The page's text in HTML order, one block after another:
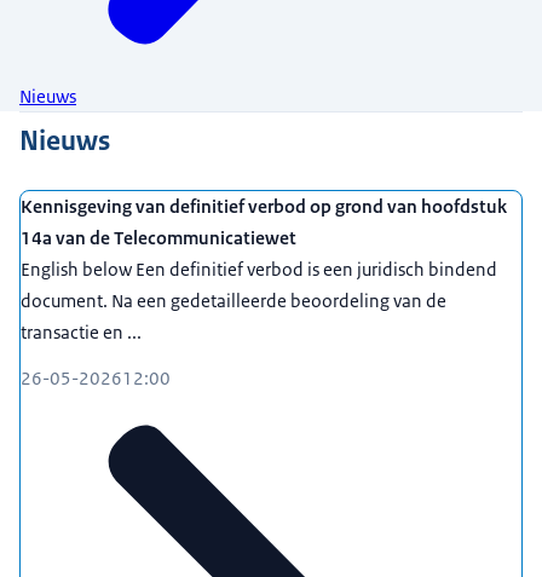
Nieuws
Nieuws
Kennisgeving van definitief verbod op grond van hoofdstuk
14a van de Telecommunicatiewet
English below Een definitief verbod is een juridisch bindend
document. Na een gedetailleerde beoordeling van de
transactie en ...
26-05-202612:00